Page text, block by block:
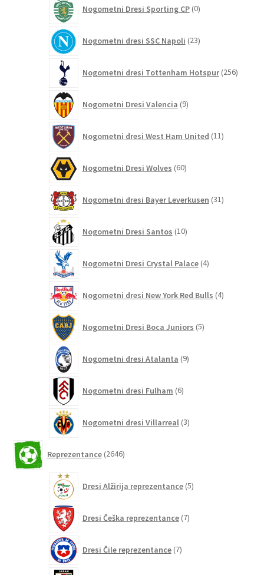
Nogometni Dresi Sporting CP 0izdelkov
Nogometni dresi SSC Napoli 23izdelkov
Nogometni dresi Tottenham Hotspur 256
Nogometni Dresi Valencia 9izdelkov
Nogometni dresi West Ham United 11izdelkov
Nogometni Dresi Wolves 60izdelkov
Nogometni dresi Bayer Leverkusen 31izdelkov
Nogometni Dresi Santos 10izdelkov
Nogometni Dresi Crystal Palace 4izdelki
Nogometni dresi New York Red Bulls 4izdelki
Nogometni Dresi Boca Juniors 5izdelkov
Nogometni dresi Atalanta 9izdelkov
Nogometni dresi Fulham 6izdelkov
Nogometni dresi Villarreal 3izdelki
Reprezentance 2646izdelkov
Dresi Alžirija reprezentance 5izdelkov
Dresi Češka reprezentance 7izdelkov
Dresi Čile reprezentance 7izdelkov